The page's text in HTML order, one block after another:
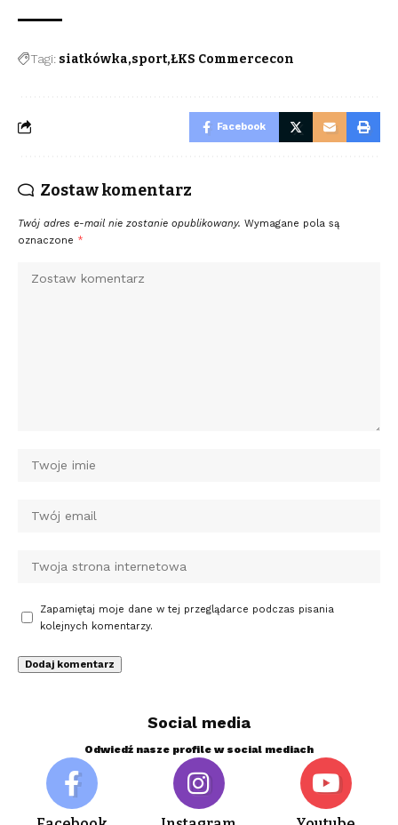
Tagi: siatkówka sport ŁKS Commercecon
Facebook
Zostaw komentarz
Twój adres e-mail nie zostanie opublikowany. Wymagane pola są
oznaczone *
Zapamiętaj moje dane w tej przeglądarce podczas pisania
kolejnych komentarzy.
Social media
Odwiedź nasze profile w social mediach